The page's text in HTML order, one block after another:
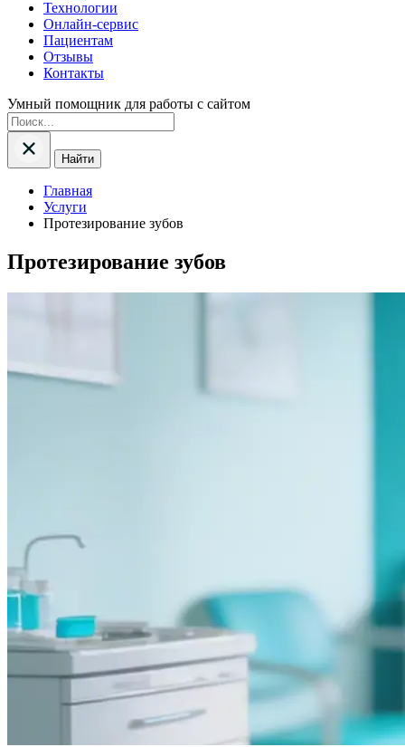
Технологии
Онлайн-сервис
Пациентам
Отзывы
Контакты
Умный помощник для работы с сайтом
Найти
Главная
Услуги
Протезирование зубов
Протезирование зубов